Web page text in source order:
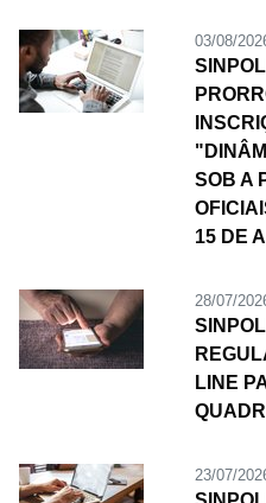
03/08/
SOB A
15 DE
28/07/
LINE
23/07/